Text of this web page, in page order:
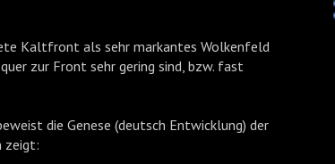
Kaltfront als sehr markantes Wolkenfeld
zur Front sehr gering sind, bzw. fast
die Genese (deutsch Entwicklung) der
zeigt: